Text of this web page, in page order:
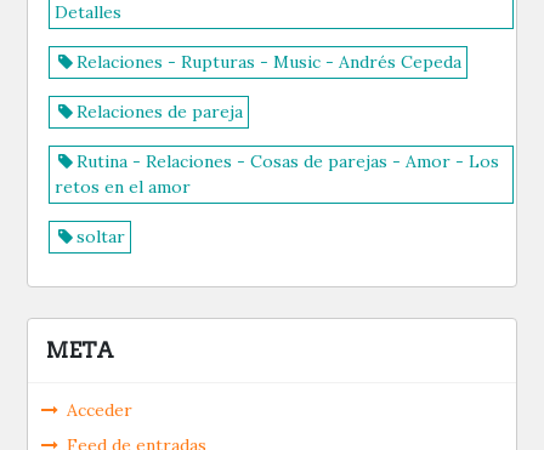
Detalles
Relaciones - Rupturas - Music - Andrés Cepeda
Relaciones de pareja
Rutina - Relaciones - Cosas de parejas - Amor - Los
retos en el amor
soltar
META
Acceder
Feed de entradas